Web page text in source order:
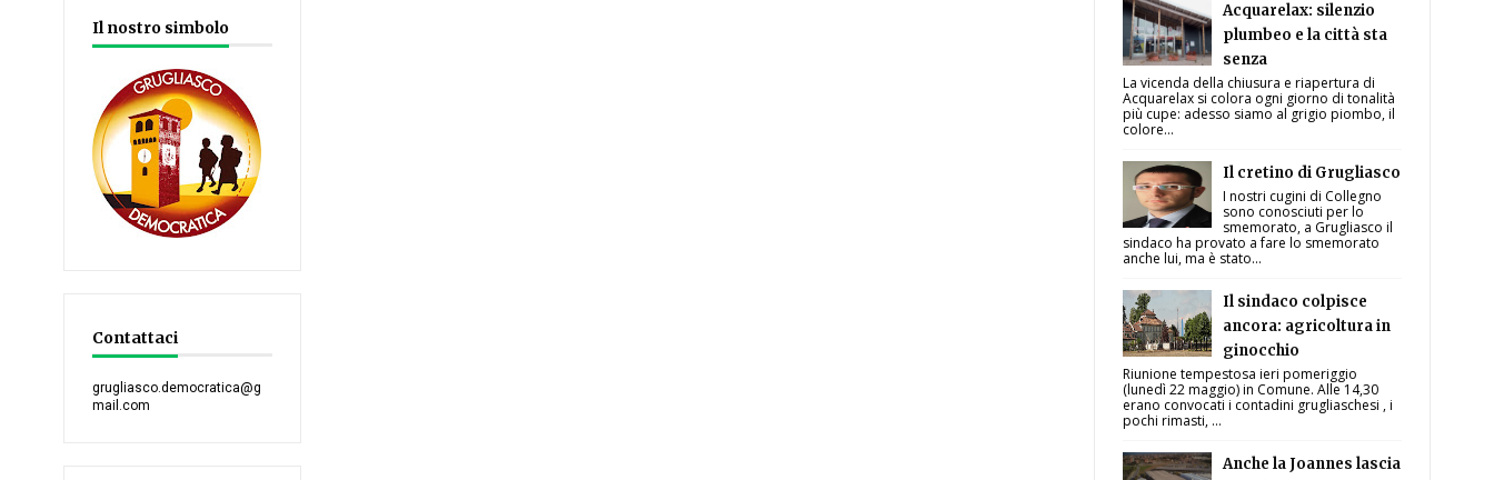
Il nostro simbolo
Contattaci
grugliasco.democratica@g
mail.com
Acquarelax: silenzio
plumbeo e la città sta
senza
La vicenda della chiusura e riapertura di
Acquarelax si colora ogni giorno di tonalità
più cupe: adesso siamo al grigio piombo, il
colore...
Il cretino di Grugliasco
I nostri cugini di Collegno
sono conosciuti per lo
smemorato, a Grugliasco il
sindaco ha provato a fare lo smemorato
anche lui, ma è stato...
Il sindaco colpisce
ancora: agricoltura in
ginocchio
Riunione tempestosa ieri pomeriggio
(lunedì 22 maggio) in Comune. Alle 14,30
erano convocati i contadini grugliaschesi , i
pochi rimasti, ...
Anche la Joannes lascia